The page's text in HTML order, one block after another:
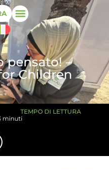
pensato! –
Children
TEMPO DI LETTURA
minuti